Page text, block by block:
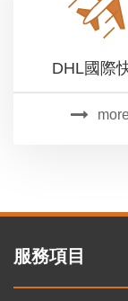
DHL國際
服務項目